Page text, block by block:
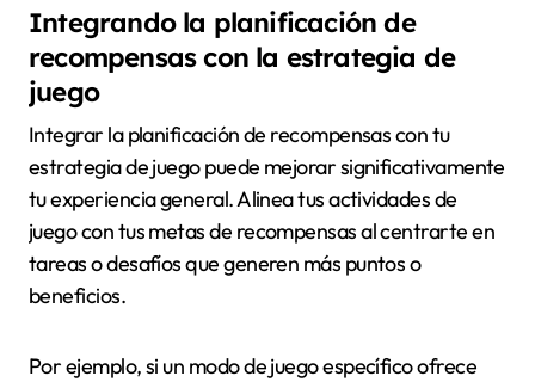
Integrando la planificación de
recompensas con la estrategia de
juego
Integrar la planificación de recompensas con tu
estrategia de juego puede mejorar significativamente
tu experiencia general. Alinea tus actividades de
juego con tus metas de recompensas al centrarte en
tareas o desafíos que generen más puntos o
beneficios.
Por ejemplo, si un modo de juego específico ofrece